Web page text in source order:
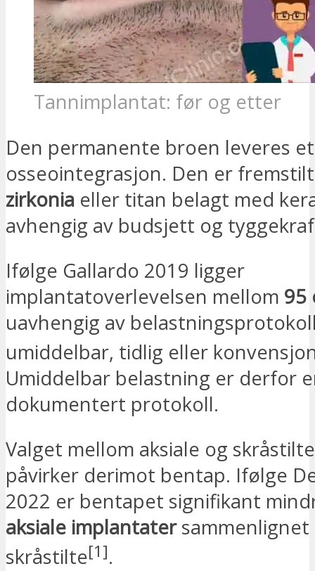
Tannimplantat: før og etter
Den permanente broen leveres
osseointegrasjon. Den er
zirkonia eller titan belagt med
avhengig av budsjett og
Ifølge Gallardo 2019 ligger
implantatoverlevelsen mellom 95
uavhengig av
umiddelbar, tidlig eller
Umiddelbar belastning er derfor
dokumentert protokoll.
Valget mellom aksiale og
påvirker derimot bentap. Ifølge
2022 er bentapet signifikant
aksiale implantatersammenlignet
skråstilte[1].